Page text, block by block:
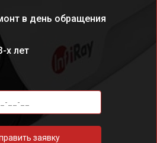
в день обращения
х лет
заявку